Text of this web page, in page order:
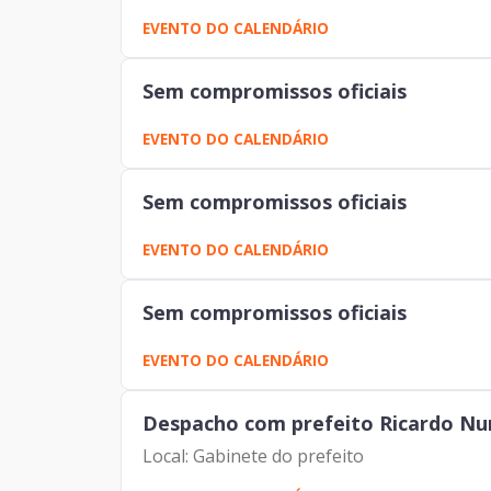
EVENTO DO CALENDÁRIO
Sem compromissos oficiais
EVENTO DO CALENDÁRIO
Sem compromissos oficiais
EVENTO DO CALENDÁRIO
Sem compromissos oficiais
EVENTO DO CALENDÁRIO
Despacho com prefeito Ricardo
Local: Gabinete do prefeito